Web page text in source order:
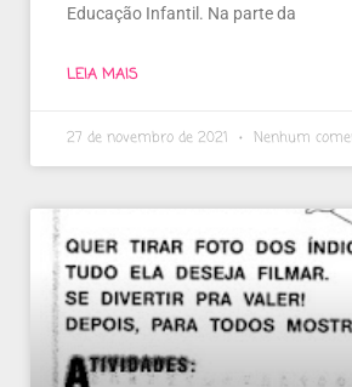
Educação Infantil. Na parte da
LEIA MAIS
27 de novembro de 2021 Nenhum